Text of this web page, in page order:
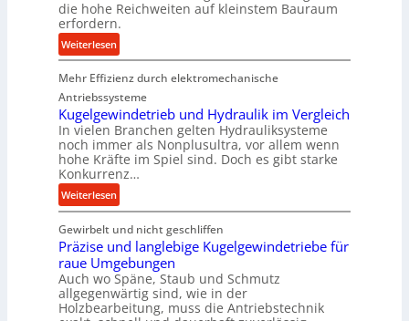
u
k
t
i
o
n
i
n
d
e
n
M
i
t
t
e
l
s
die hohe Reichweiten auf kleinstem Bauraum
erfordern.
Weiterlesen:
K
o
m
p
a
k
t
e
U
l
t
r
a
s
c
Mehr Effizienz durch elektromechanische
Antriebssysteme
Kugelgewindetrieb und Hydraulik im Vergleich
In vielen Branchen gelten Hydrauliksysteme
noch immer als Nonplusultra, vor allem wenn
hohe Kräfte im Spiel sind. Doch es gibt starke
Konkurrenz…
Weiterlesen:
K
u
g
e
l
g
e
Gewirbelt und nicht geschliffen
Präzise und langlebige Kugelgewindetriebe für
raue Umgebungen
Auch wo Späne, Staub und Schmutz
allgegenwärtig sind, wie in der
Holzbearbeitung, muss die Antriebstechnik